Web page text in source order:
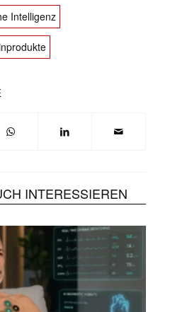
Intelligenz
INTERESSIEREN